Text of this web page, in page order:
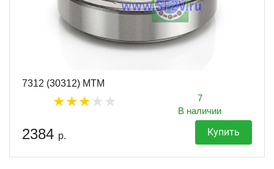
7312 (30312) MTM
7
В наличии
2384 р. Купить